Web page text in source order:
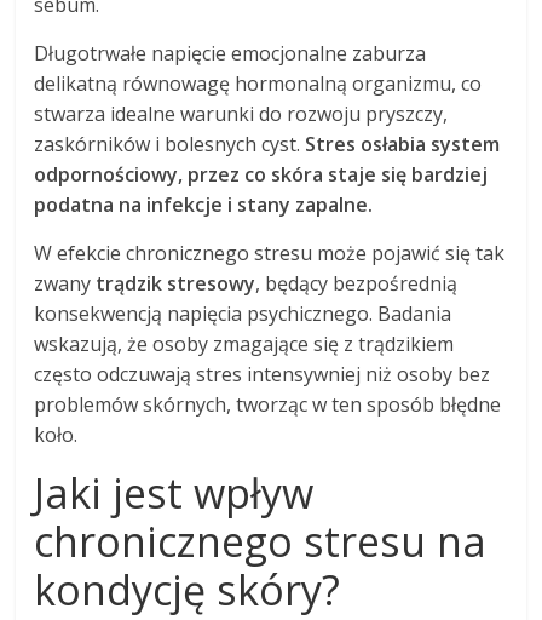
Długotrwałe napięcie emocjonalne zaburza
delikatną równowagę hormonalną organizmu, co
stwarza idealne warunki do rozwoju pryszczy,
zaskórników i bolesnych cyst. Stres osłabia system
odpornościowy, przez co skóra staje się bardziej
podatna na infekcje i stany zapalne.
W efekcie chronicznego stresu może pojawić się tak
zwany trądzik stresowy, będący bezpośrednią
konsekwencją napięcia psychicznego. Badania
wskazują, że osoby zmagające się z trądzikiem
często odczuwają stres intensywniej niż osoby bez
problemów skórnych, tworząc w ten sposób błędne
koło.
Jaki jest wpływ
chronicznego stresu na
kondycję skóry?